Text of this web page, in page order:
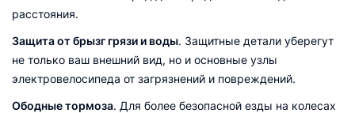
расстояния.
Защита от брызг грязи и воды. Защитные детали уберегут
не только ваш внешний вид, но и основные узлы
электровелосипеда от загрязнений и повреждений.
Ободные тормоза. Для более безопасной езды на колесах